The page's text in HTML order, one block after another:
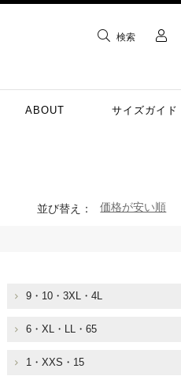
検索
ABOUT サイズガイド
並び替え 価格が安い順
9・10・3XL・4L
6・XL・LL・65
1・XXS・15